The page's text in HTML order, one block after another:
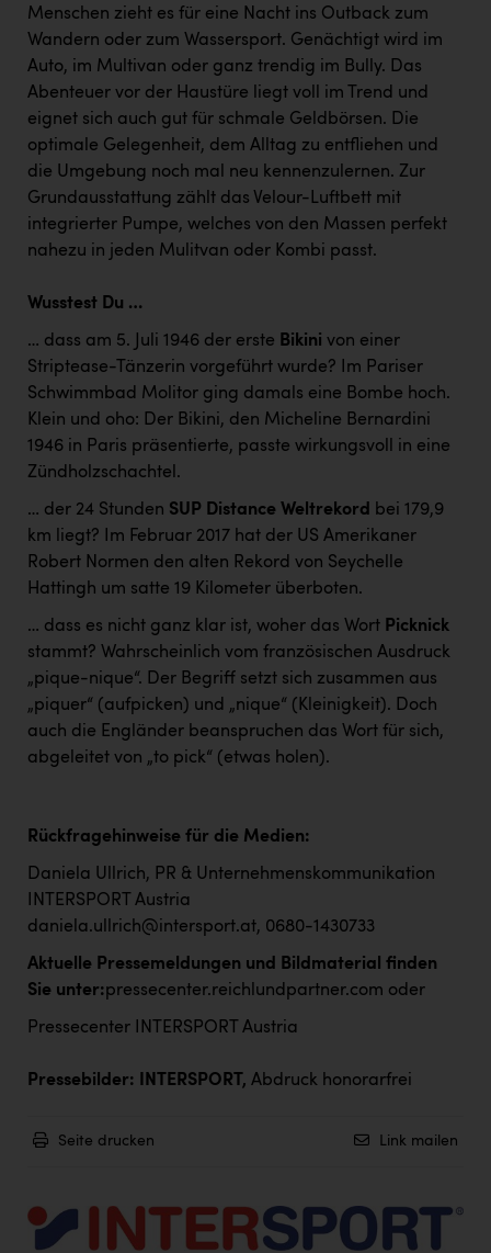
Menschen zieht es für eine Nacht ins Outback zum
Wandern oder zum Wassersport. Genächtigt wird im
Auto, im Multivan oder ganz trendig im Bully. Das
Abenteuer vor der Haustüre liegt voll im Trend und
eignet sich auch gut für schmale Geldbörsen. Die
optimale Gelegenheit, dem Alltag zu entfliehen und
die Umgebung noch mal neu kennenzulernen. Zur
Grundausstattung zählt das Velour-Luftbett mit
integrierter Pumpe, welches von den Massen perfekt
nahezu in jeden Mulitvan oder Kombi passt.
Wusstest Du …
… dass am 5. Juli 1946 der erste Bikini von einer
Striptease-Tänzerin vorgeführt wurde? Im Pariser
Schwimmbad Molitor ging damals eine Bombe hoch.
Klein und oho: Der Bikini, den Micheline Bernardini
1946 in Paris präsentierte, passte wirkungsvoll in eine
Zündholzschachtel.
… der 24 Stunden SUP Distance Weltrekord
bei 179,9
km liegt? Im Februar 2017 hat der US Amerikaner
Robert Normen den alten Rekord von Seychelle
Hattingh um satte 19 Kilometer überboten.
… dass es nicht ganz klar ist, woher das Wort Picknick
stammt? Wahrscheinlich vom französischen Ausdruck
„pique-nique“. Der Begriff setzt sich zusammen aus
„piquer“ (aufpicken) und „nique“ (Kleinigkeit). Doch
auch die Engländer beanspruchen das Wort für sich,
abgeleitet von „to pick“ (etwas holen).
Rückfragehinweise für die Medien:
Daniela Ullrich, PR & Unternehmenskommunikation
INTERSPORT Austria
daniela.ullrich@intersport.at, 0680-1430733
Aktuelle Pressemeldungen und Bildmaterial finden
Sie unter:pressecenter.reichlundpartner.com oder
Pressecenter INTERSPORT Austria
Pressebilder: INTERSPORT, Abdruck honorarfrei
Seite drucken Link mailen